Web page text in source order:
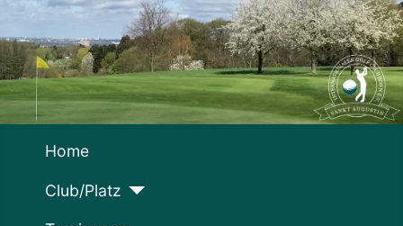
Home
Club/Platz